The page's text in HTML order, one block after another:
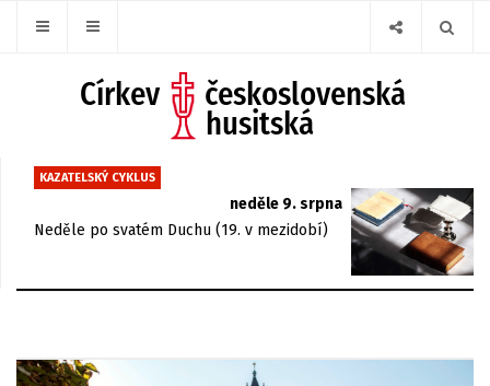
KAZATELSKÝ CYKLUS
neděle 9. srpna
Neděle po svatém Duchu (19. v mezidobí)